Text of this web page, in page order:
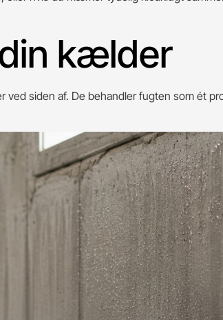
kælder
ved siden af. De behandler fugten som ét